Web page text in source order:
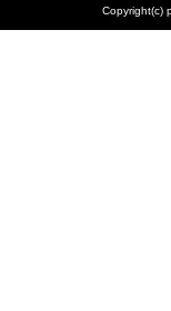
Copyright(c)